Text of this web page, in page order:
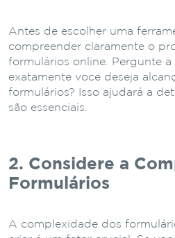
Antes de escolher uma
compreender claramente o
formulários online. Pergunte a
exatamente você deseja
formulários? Isso ajudará a
são essenciais.
2. Considere a
Formulários
A complexidade dos